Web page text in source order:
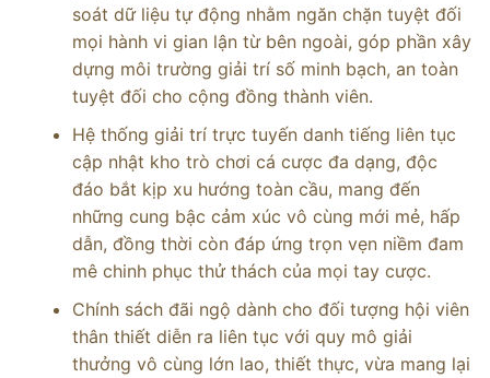
soát dữ liệu tự động nhằm ngăn chặn tuyệt đối
mọi hành vi gian lận từ bên ngoài, góp phần xây
dựng môi trường giải trí số minh bạch, an toàn
tuyệt đối cho cộng đồng thành viên.
Hệ thống giải trí trực tuyến danh tiếng liên tục
cập nhật kho trò chơi cá cược đa dạng, độc
đáo bắt kịp xu hướng toàn cầu, mang đến
những cung bậc cảm xúc vô cùng mới mẻ, hấp
dẫn, đồng thời còn đáp ứng trọn vẹn niềm đam
mê chinh phục thử thách của mọi tay cược.
Chính sách đãi ngộ dành cho đối tượng hội viên
thân thiết diễn ra liên tục với quy mô giải
thưởng vô cùng lớn lao, thiết thực, vừa mang lại